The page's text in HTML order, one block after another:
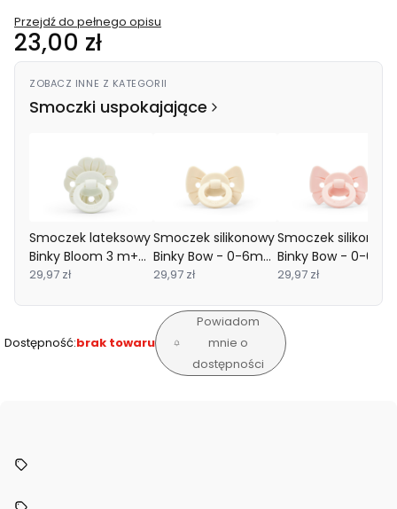
Przejdź do pełnego opisu
Cena
23,00 zł
ZOBACZ INNE Z KATEGORII
Smoczki uspokajające
Smoczek lateksowy
Binky Bloom 3 m+
Vanilla white Elodie
29,97 zł
Smoczek silikonowy
Binky Bow - 0-6m
Oat white Elodie
29,97 zł
Smoczek
Binky Bow - 0-6 m
misty pink Elodie
29,97 zł
Dostępność:brak towaru
Powiadom
mnie o
dostępności